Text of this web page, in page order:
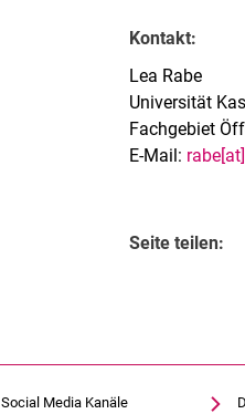
Kontakt:
Lea Rabe
Universität
Fachgebiet
E-Mail:
Seite teilen:
Social Media Kanäle